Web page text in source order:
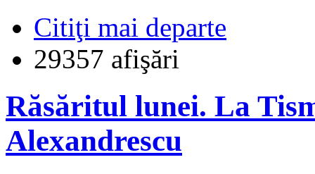
Citiţi mai departe
29357 afişări
Răsăritul lunei. La
Alexandrescu